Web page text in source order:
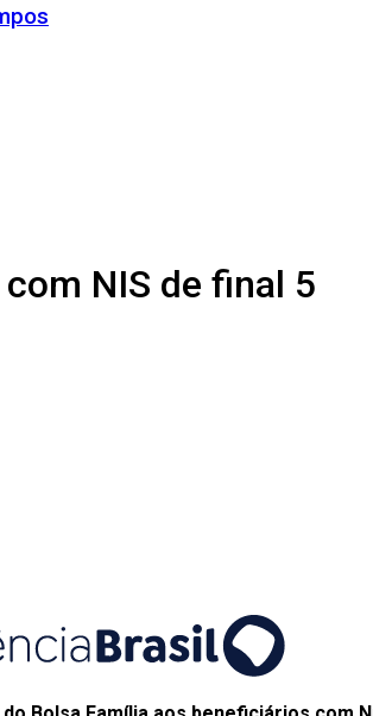
NIS de final 5